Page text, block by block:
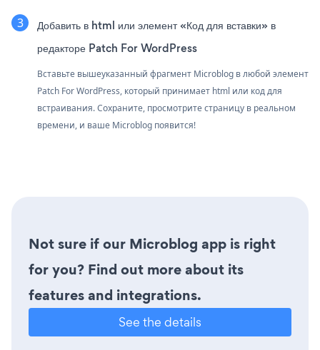
Добавить в html или элемент «Код для вставки» в
редакторе Patch For WordPress
Вставьте вышеуказанный фрагмент Microblog в любой элемент
Patch For WordPress, который принимает html или код для
встраивания. Сохраните, просмотрите страницу в реальном
времени, и ваше Microblog появится!
Not sure if our Microblog app is right
for you? Find out more about its
features and integrations.
See the details